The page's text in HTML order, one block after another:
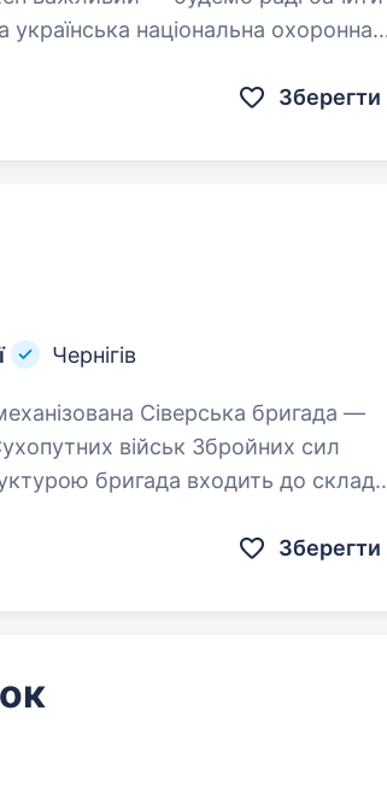
національна охоронна
Зберегти
Чернігів
військ Збройних сил
бригада входить до складу
Зберегти